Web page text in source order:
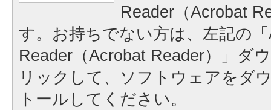
Reader（Acrobat
す。お持ちでない方は、左記の
Reader（Acrobat Reader）」ダ
リックして、ソフトウェアをダ
トールしてください。